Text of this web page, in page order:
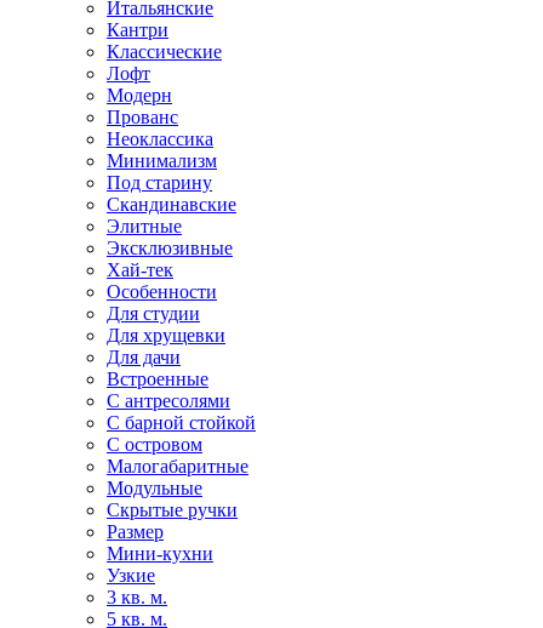
Итальянские
Кантри
Классические
Лофт
Модерн
Прованс
Неоклассика
Минимализм
Под старину
Скандинавские
Элитные
Эксклюзивные
Хай-тек
Особенности
Для студии
Для хрущевки
Для дачи
Встроенные
С антресолями
С барной стойкой
С островом
Малогабаритные
Модульные
Скрытые ручки
Размер
Мини-кухни
Узкие
3 кв. м.
5 кв. м.